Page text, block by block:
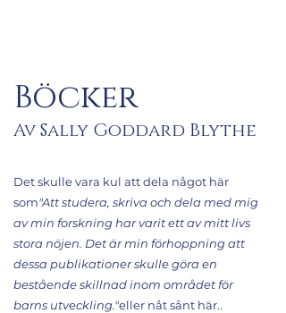
Böcker
Av Sally Goddard Blythe
Det skulle vara kul att dela något här
som"Att studera, skriva och dela med mig
av min forskning har varit ett av mitt livs
stora nöjen. Det är min förhoppning att
dessa publikationer skulle göra en
bestående skillnad inom området för
barns utveckling."eller nåt sånt här..